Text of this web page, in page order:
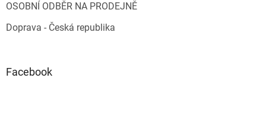
OSOBNÍ ODBĚR NA PRODEJNĚ
Doprava - Česká republika
Facebook